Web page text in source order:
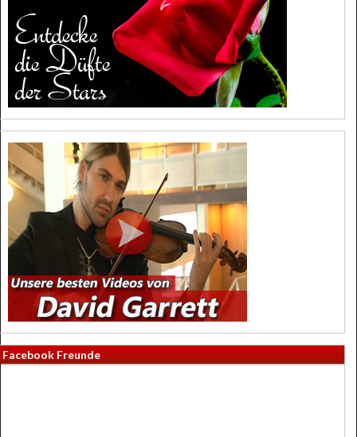
Facebook Freunde